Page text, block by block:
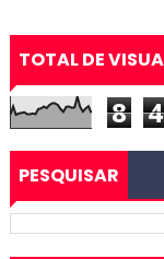
TOTAL DE
8 4
PESQUISAR